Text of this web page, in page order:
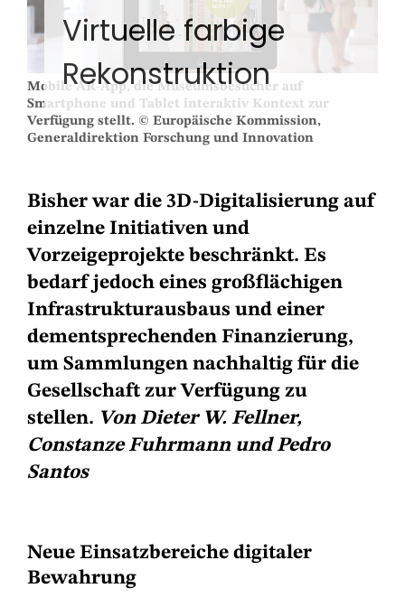
Virtuelle farbige
Rekonstruktion
Mobile AR-App, die Museumsbesucher auf
Smartphone und Tablet interaktiv Kontext zur
Verfügung stellt. © Europäische Kommission,
Generaldirektion Forschung und Innovation
Bisher war die 3D-Digitalisierung auf
einzelne Initiativen und
Vorzeigeprojekte beschränkt. Es
bedarf jedoch eines großflächigen
Infrastrukturausbaus und einer
dementsprechenden Finanzierung,
um Sammlungen nachhaltig für die
Gesellschaft zur Verfügung zu
stellen. Von Dieter W. Fellner,
Constanze Fuhrmann und Pedro
Santos
Neue Einsatzbereiche digitaler
Bewahrung